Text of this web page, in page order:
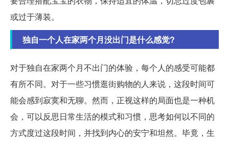
或过于薄装。
独自一个人在家两个月没出门是什么感觉?
对于独自在家两个月不出门的体验，每个人的感受可能都
有所不同。对于一些习惯逛街购物的人来说，这段时间可
能会感到寂寞和无聊。然而，正视这样的局面也是一种机
会，可以反思日常生活的模式和习惯，思考如何以不同的
方式度过这段时间，并找到内心的安宁和坦然。毕竟，生